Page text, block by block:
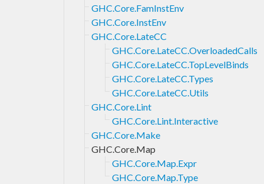
GHC.Core.FamInstEnv
GHC.Core.InstEnv
GHC.Core.LateCC
GHC.Core.LateCC.OverloadedCalls
GHC.Core.LateCC.TopLevelBinds
GHC.Core.LateCC.Types
GHC.Core.LateCC.Utils
GHC.Core.Lint
GHC.Core.Lint.Interactive
GHC.Core.Make
GHC.Core.Map
GHC.Core.Map.Expr
GHC.Core.Map.Type